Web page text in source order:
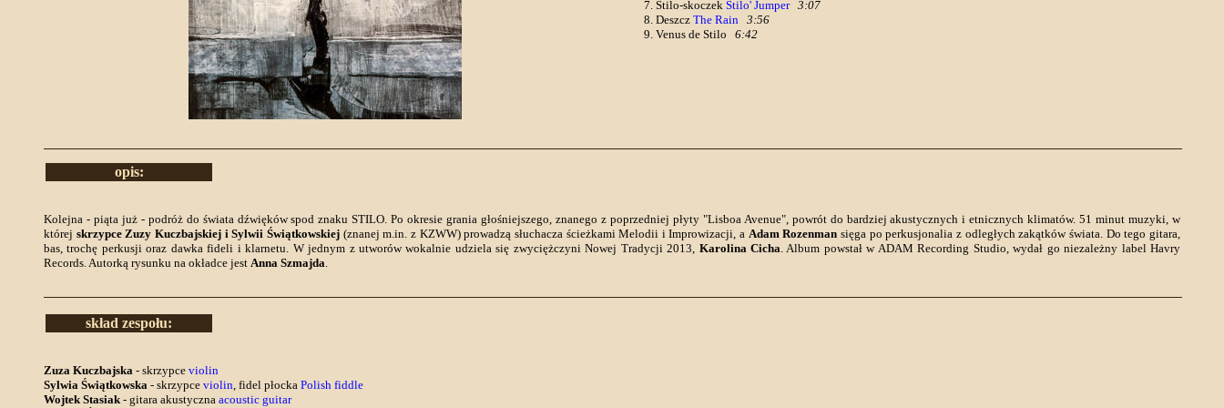
Stilo-skoczek Stilo' Jumper
3:07
Deszcz The Rain
3:56
Venus de Stilo 6:42
opis:
Kolejna - piąta już - podróż do świata dźwięków spod znaku STILO. Po okresie grania głośniejszego, znanego z poprzedniej płyty "Lisboa Avenue", powrót do bardziej akustycznych i etnicznych klimatów. 51 minut muzyki, w
której skrzypce Zuzy Kuczbajskiej i Sylwii Świątkowskiej(znanej m.in. z KZWW) prowadzą słuchacza ścieżkami Melodii i Improwizacji, a Adam Rozenman sięga po perkusjonalia z odległych zakątków świata. Do tego gitara,
bas, trochę perkusji oraz dawka fideli i klarnetu. W jednym z utworów wokalnie udziela się zwyciężczyni Nowej Tradycji 2013, Karolina Cicha. Album powstał w ADAM Recording Studio, wydał go niezależny label Havry
Records. Autorką rysunku na okładce jest Anna Szmajda.
skład zespołu:
Zuza Kuczbajska - skrzypce violin
Sylwia Świątkowska - skrzypce violin, fidel płocka Polish fiddle
Wojtek Stasiak- gitara akustyczna acoustic guitar